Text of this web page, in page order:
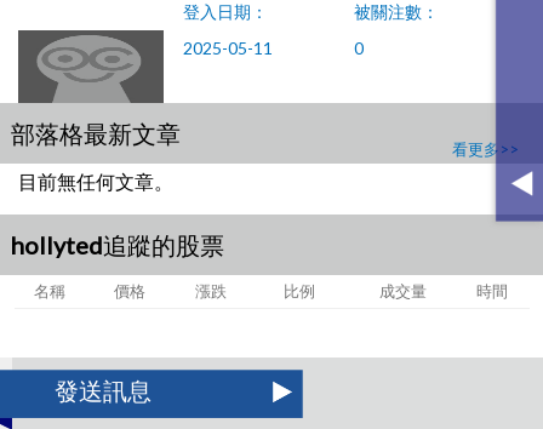
登入日期：
2025-05-11
被關注數：
0
部落格最新文章
看更多>>
目前無任何文章。
hollyted追蹤的股票
名稱 價格 漲跌 比例 成交量 時間
發送訊息